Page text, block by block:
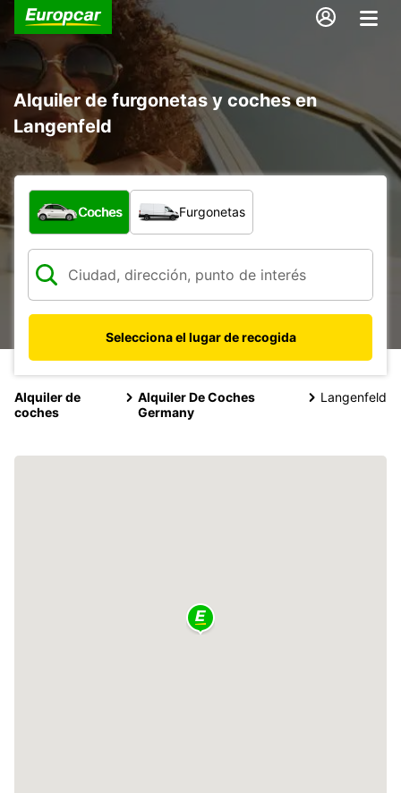
Alquiler de furgonetas y coches en
Langenfeld
¿Qué tipo de vehículo?
Coches Furgonetas
Selecciona el lugar de recogida
Alquiler de
coches
Alquiler De Coches
Germany
Langenfeld